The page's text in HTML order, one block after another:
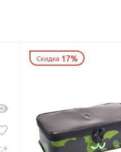
Скидка 17%